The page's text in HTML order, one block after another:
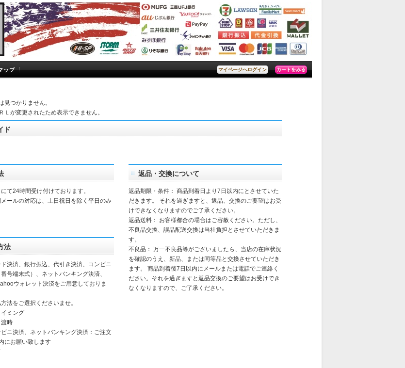
マイページへログイン カートをみる
ップ
見つかりません。
Ｌが変更されたため表示できません。
ド
て24時間受け付けております。
ールの対応は、土日祝日を除く平日のみ
法
決済、銀行振込、代引き決済、コンビニ
号端末式）、ネットバンキング決済、
ウォレット決済をご用意しておりま
法をご選択くださいませ。
イミング
時
ニ決済、ネットバンキング決済：ご注文
にお願い致します
返品・交換について
返品期限・条件： 商品到着日より7日以内にとさせていた
だきます。 それを過ぎますと、返品、交換のご要望はお受
けできなくなりますのでご了承ください。
返品送料： お客様都合の場合はご容赦ください。ただし、
不良品交換、誤品配送交換は当社負担とさせていただきま
す。
不良品： 万一不良品等がございましたら、当店の在庫状況
を確認のうえ、新品、または同等品と交換させていただき
ます。 商品到着後7日以内にメールまたは電話でご連絡く
ださい。それを過ぎますと返品交換のご要望はお受けでき
なくなりますので、ご了承ください。